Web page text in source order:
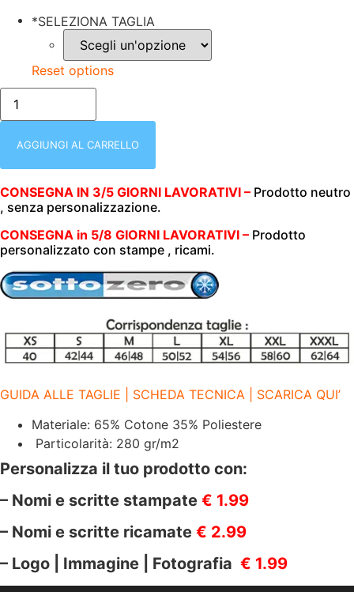
*SELEZIONA TAGLIA
Reset options
FELPA
UOMO
|
ZIP
280
|
SOTTOZERO
50200
SMASH
ARANCIO
quantità
AGGIUNGI AL CARRELLO
CONSEGNA IN 3/5 GIORNI LAVORATIVI – Prodotto neutro
, senza personalizzazione.
CONSEGNA in 5/8 GIORNI LAVORATIVI – Prodotto
personalizzato con stampe , ricami.
GUIDA ALLE TAGLIE | SCHEDA TECNICA | SCARICA QUI’
Materiale: 65% Cotone 35% Poliestere
Particolarità: 280 gr/m2
Personalizza il tuo prodotto con:
– Nomi e scritte stampate € 1.99
– Nomi e scritte ricamate € 2.99
– Logo | Immagine | Fotografia € 1.99